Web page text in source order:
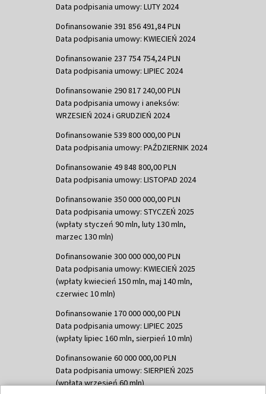
Data podpisania umowy: LUTY 2024
Dofinansowanie 391 856 491,84 PLN
Data podpisania umowy: KWIECIEŃ 2024
Dofinansowanie 237 754 754,24 PLN
Data podpisania umowy: LIPIEC 2024
Dofinansowanie 290 817 240,00 PLN
Data podpisania umowy i aneksów:
WRZESIEŃ 2024 i GRUDZIEŃ 2024
Dofinansowanie 539 800 000,00 PLN
Data podpisania umowy: PAŹDZIERNIK 2024
Dofinansowanie 49 848 800,00 PLN
Data podpisania umowy: LISTOPAD 2024
Dofinansowanie 350 000 000,00 PLN
Data podpisania umowy: STYCZEŃ 2025
(wpłaty styczeń 90 mln, luty 130 mln,
marzec 130 mln)
Dofinansowanie 300 000 000,00 PLN
Data podpisania umowy: KWIECIEŃ 2025
(wpłaty kwiecień 150 mln, maj 140 mln,
czerwiec 10 mln)
Dofinansowanie 170 000 000,00 PLN
Data podpisania umowy: LIPIEC 2025
(wpłaty lipiec 160 mln, sierpień 10 mln)
Dofinansowanie 60 000 000,00 PLN
Data podpisania umowy: SIERPIEŃ 2025
(wpłata wrzesień 60 mln)